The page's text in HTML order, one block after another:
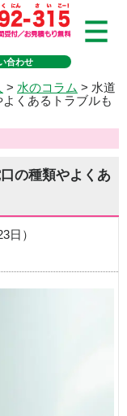
合わせ
> 水のコラム > 水道
くあるトラブルも
の種類やよくあ
日）